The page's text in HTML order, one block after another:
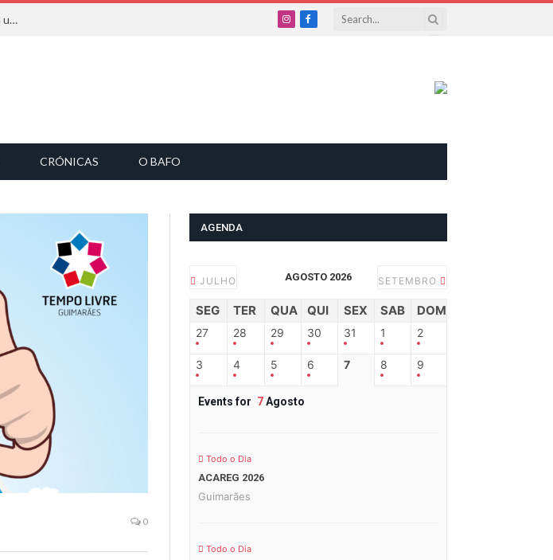
Mucho Flow alarga leque de convidados com 8 performances (e há uma saída)
InstagramFacebook
CRÓNICAS O BAFO
0
AGENDA
JULHO AGOSTO 2026 SETEMBRO
SEG TER QUA QUI SEX SAB DOM
27 28 29 30 31 1 2
3 4 5 6 7 8 9
Events for 7Agosto
Todo o Dia
ACAREG 2026
Guimarães
Todo o Dia